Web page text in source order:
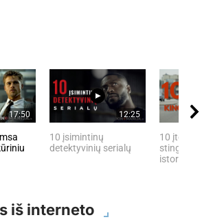
17:50 12:25
10 įsimintinų
detektyvinių serialų
10 įtemptų,
stingdančių
istorijų
iš interneto